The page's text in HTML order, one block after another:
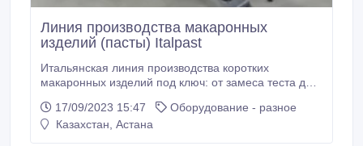
Линия производства макаронных
изделий (пасты) Italpast
Итальянская линия производства коротких
макаронных изделий под ключ: от замеса теста до
Производитель: Italpast. Все единицы одного
бренда. Отличное состояние, малая выработка.
17/09/2023 15:47
Оборудование - разное
Казахстан, Астана